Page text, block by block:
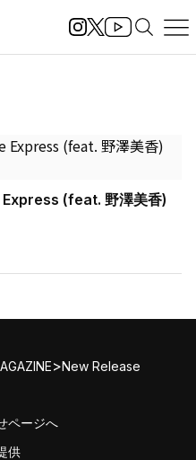
(feat. 野澤美香)
>New Release
ページへ
供